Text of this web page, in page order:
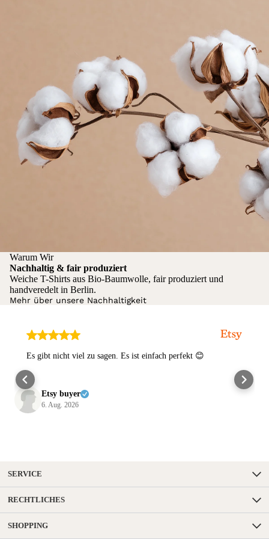
Warum Wir
Nachhaltig & fair produziert
Weiche T-Shirts aus Bio-Baumwolle, fair produziert und
handveredelt in Berlin.
Mehr über unsere Nachhaltigkeit
Es gibt nicht viel zu sagen. Es ist einfach perfekt 😊
Etsy buyer
6. Aug. 2026
SERVICE
RECHTLICHES
SHOPPING